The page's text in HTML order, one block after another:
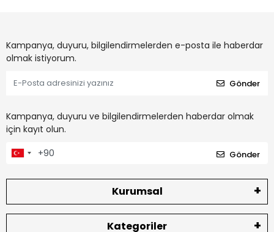
Kampanya, duyuru, bilgilendirmelerden e-posta ile haberdar
olmak istiyorum.
Gönder
Kampanya, duyuru ve bilgilendirmelerden haberdar olmak
için kayıt olun.
Gönder
Kurumsal
Kategoriler